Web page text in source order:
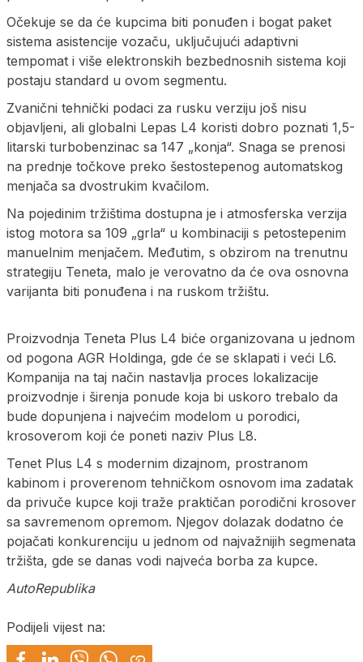
Očekuje se da će kupcima biti ponuđen i bogat paket
sistema asistencije vozaču, uključujući adaptivni
tempomat i više elektronskih bezbednosnih sistema koji
postaju standard u ovom segmentu.
Zvanični tehnički podaci za rusku verziju još nisu
objavljeni, ali globalni Lepas L4 koristi dobro poznati 1,5-
litarski turbobenzinac sa 147 „konja“. Snaga se prenosi
na prednje točkove preko šestostepenog automatskog
menjača sa dvostrukim kvačilom.
Na pojedinim tržištima dostupna je i atmosferska verzija
istog motora sa 109 „grla“ u kombinaciji s petostepenim
manuelnim menjačem. Međutim, s obzirom na trenutnu
strategiju Teneta, malo je verovatno da će ova osnovna
varijanta biti ponuđena i na ruskom tržištu.
Proizvodnja Teneta Plus L4 biće organizovana u jednom
od pogona AGR Holdinga, gde će se sklapati i veći L6.
Kompanija na taj način nastavlja proces lokalizacije
proizvodnje i širenja ponude koja bi uskoro trebalo da
bude dopunjena i najvećim modelom u porodici,
krosoverom koji će poneti naziv Plus L8.
Tenet Plus L4 s modernim dizajnom, prostranom
kabinom i proverenom tehničkom osnovom ima zadatak
da privuče kupce koji traže praktičan porodični krosover
sa savremenom opremom. Njegov dolazak dodatno će
pojačati konkurenciju u jednom od najvažnijih segmenata
tržišta, gde se danas vodi najveća borba za kupce.
AutoRepublika
Podijeli vijest na: